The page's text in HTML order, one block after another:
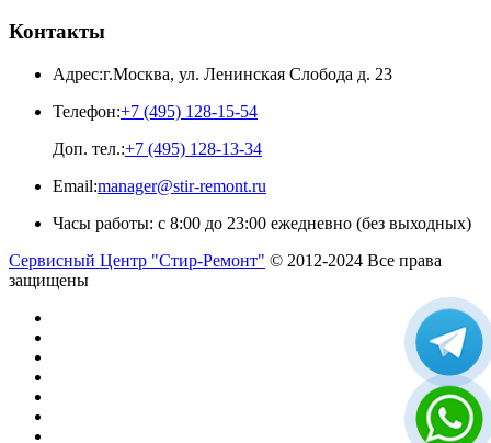
Контакты
Адрес:г.Москва, ул. Ленинская Слобода д. 23
Телефон:+7 (495) 128-15-54
Доп. тел.:+7 (495) 128-13-34
Email:manager@stir-remont.ru
Часы работы: с 8:00 до 23:00 ежедневно (без выходных)
Сервисный Центр "Стир-Ремонт" © 2012-2024 Все права
защищены